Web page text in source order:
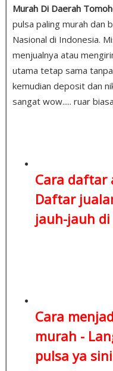
Murah Di Daerah
pulsa paling murah dan
Nasional di Indonesia.
menjualnya atau
utama tetap sama
kemudian deposit dan
sangat wow..... ruar
Cara daftar
Daftar
jauh-jauh
Cara
murah -
pulsa ya